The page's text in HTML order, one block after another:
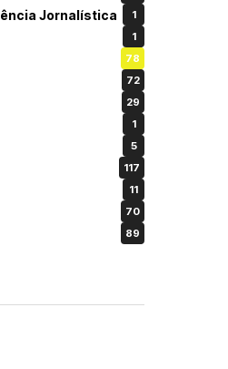
Jornalística 1
1
78
72
29
1
5
117
11
70
89